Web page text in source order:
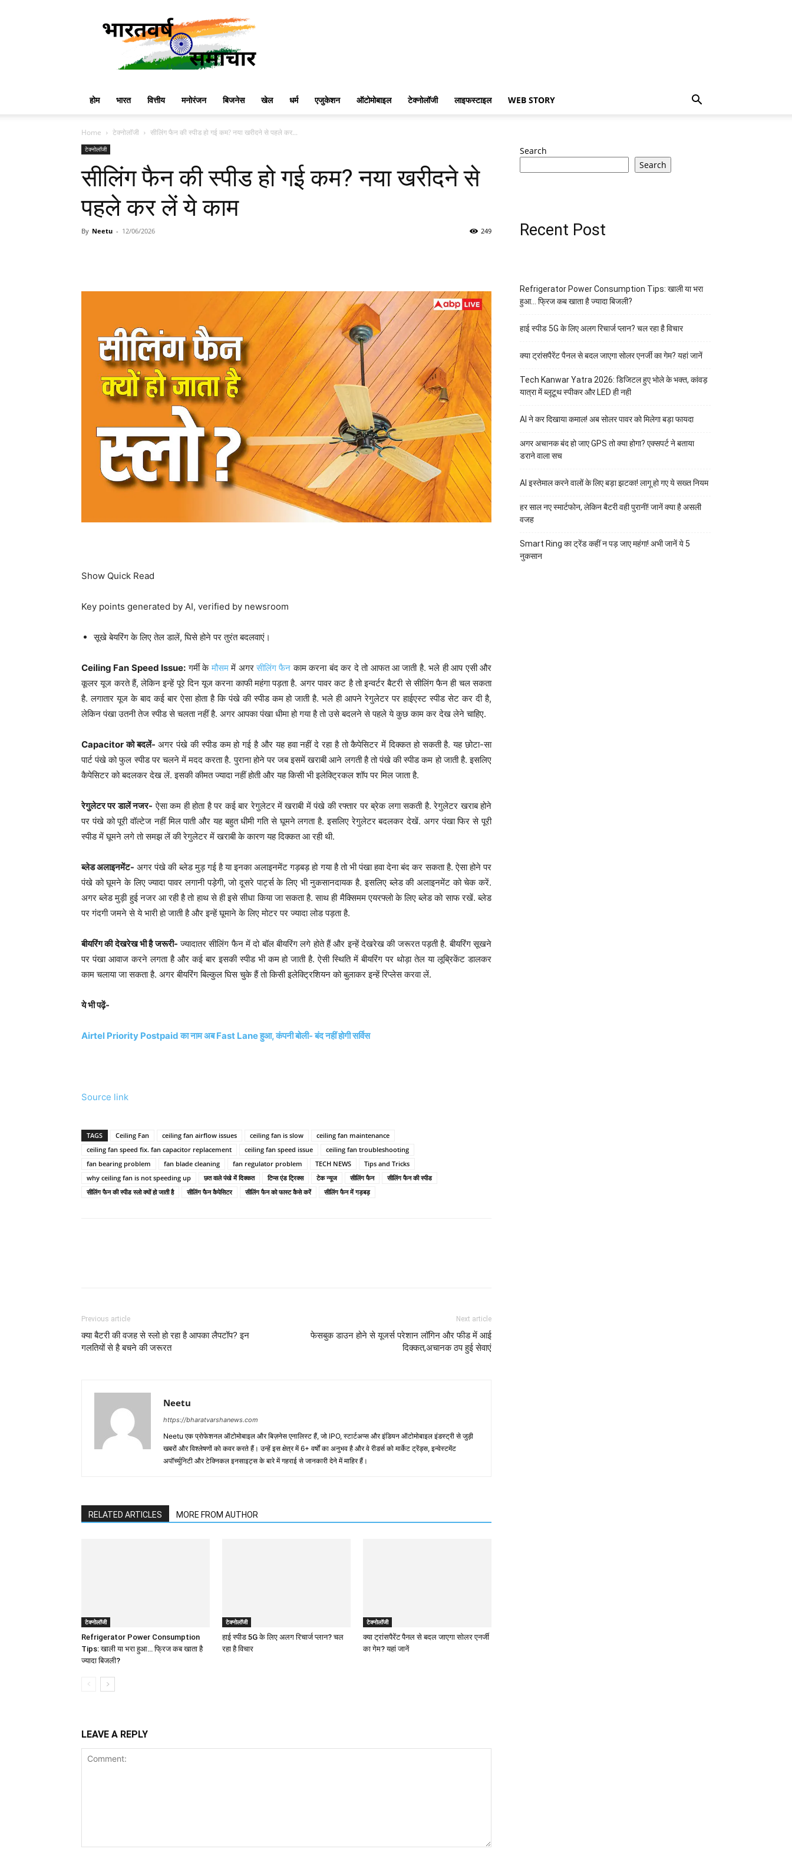
Bharatvarsha
News
होम भारत वित्तीय मनोरंजन बिजनेस खेल धर्म एजुकेशन ऑटोमोबाइल टेक्नोलॉजी लाइफस्टाइल WEB STORY
Home टेक्नोलॉजी सीलिंग फैन की स्पीड हो गई कम? नया खरीदने से पहले कर...
टेक्नोलॉजी
सीलिंग फैन की स्पीड हो गई कम? नया खरीदने से
पहले कर लें ये काम
By Neetu - 12/06/2026 249
Show Quick Read
Key points generated by AI, verified by newsroom
सूखे बेयरिंग के लिए तेल डालें, घिसे होने पर तुरंत बदलवाएं।
Ceiling Fan Speed Issue: गर्मी केमौसममें अगरसीलिंग फैन काम करना बंद कर दे तो आफत आ जाती है. भले ही आप एसी और
कूलर यूज करते हैं, लेकिन इन्हें पूरे दिन यूज करना काफी महंगा पड़ता है. अगर पावर कट है तो इन्वर्टर बैटरी से सीलिंग फैन ही चल सकता
है. लगातार यूज के बाद कई बार ऐसा होता है कि पंखे की स्पीड कम हो जाती है. भले ही आपने रेगुलेटर पर हाईएस्ट स्पीड सेट कर दी है,
लेकिन पंखा उतनी तेज स्पीड से चलता नहीं है. अगर आपका पंखा धीमा हो गया है तो उसे बदलने से पहले ये कुछ काम कर देख लेने चाहिए.
Capacitor को बदलें- अगर पंखे की स्पीड कम हो गई है और यह हवा नहीं दे रहा है तो कैपेसिटर में दिक्कत हो सकती है. यह छोटा-सा
पार्ट पंखे को फुल स्पीड पर चलने में मदद करता है. पुराना होने पर जब इसमें खराबी आने लगती है तो पंखे की स्पीड कम हो जाती है. इसलिए
कैपेसिटर को बदलकर देख लें. इसकी कीमत ज्यादा नहीं होती और यह किसी भी इलेक्ट्रिकल शॉप पर मिल जाता है.
रेगुलेटर पर डालें नजर- ऐसा कम ही होता है पर कई बार रेगुलेटर में खराबी में पंखे की रफ्तार पर ब्रेक लगा सकती है. रेगुलेटर खराब होने
पर पंखे को पूरी वॉल्टेज नहीं मिल पाती और यह बहुत धीमी गति से घूमने लगता है. इसलिए रेगुलेटर बदलकर देखें. अगर पंखा फिर से पूरी
स्पीड में घूमने लगे तो समझ लें की रेगुलेटर में खराबी के कारण यह दिक्कत आ रही थी.
ब्लेड अलाइनमेंट- अगर पंखे की ब्लेड मुड़ गई है या इनका अलाइनमेंट गड़बड़ हो गया है तो भी पंखा हवा देना बंद कर सकता है. ऐसा होने पर
पंखे को घूमने के लिए ज्यादा पावर लगानी पड़ेगी, जो दूसरे पार्ट्स के लिए भी नुकसानदायक है. इसलिए ब्लेड की अलाइनमेंट को चेक करें.
अगर ब्लेड मुड़ी हुई नजर आ रही है तो हाथ से ही इसे सीधा किया जा सकता है. साथ ही मैक्सिमम एयरफ्लो के लिए ब्लेड को साफ रखें. ब्लेड
पर गंदगी जमने से ये भारी हो जाती है और इन्हें घूमाने के लिए मोटर पर ज्यादा लोड पड़ता है.
बीयरिंग की देखरेख भी है जरूरी- ज्यादातर सीलिंग फैन में दो बॉल बीयरिंग लगे होते हैं और इन्हें देखरेख की जरूरत पड़ती है. बीयरिंग सूखने
पर पंखा आवाज करने लगता है और कई बार इसकी स्पीड भी कम हो जाती है. ऐसी स्थिति में बीयरिंग पर थोड़ा तेल या लूब्रिकेंट डालकर
काम चलाया जा सकता है. अगर बीयरिंग बिल्कुल घिस चुके हैं तो किसी इलेक्ट्रिशियन को बुलाकर इन्हें रिप्लेस करवा लें.
ये भी पढ़ें-
Airtel Priority Postpaid का नाम अब Fast Lane हुआ, कंपनी बोली- बंद नहीं होगी सर्विस
Source link
TAGS Ceiling Fan ceiling fan airflow issues ceiling fan is slow
ceiling fan maintenance
ceiling fan speed fix. fan capacitor replacement
ceiling fan speed issue
ceiling fan troubleshooting
fan bearing problem
fan blade cleaning fan regulator problem TECH NEWS
Tips and Tricks
why ceiling fan is not speeding up
छत वाले पंखे में दिक्कत टिप्स एंड ट्रिक्स टेक न्यूज सीलिंग फैन
सीलिंग फैन की स्पीड
सीलिंग फैन की स्पीड स्लो क्यों हो जाती है
सीलिंग फैन कैपेसिटर सीलिंग फैन को फास्ट कैसे करें सीलिंग फैन में गड़बड़
Previous article
क्या बैटरी की वजह से स्लो हो रहा है आपका लैपटॉप? इन
गलतियों से है बचने की जरूरत
Next article
फेसबुक डाउन होने से यूजर्स परेशान लॉगिन और फीड में आई
दिक्कत,अचानक ठप हुई सेवाएं
Neetu
https://bharatvarshanews.com
Neetu एक प्रोफेशनल ऑटोमोबाइल और बिज़नेस एनालिस्ट हैं, जो IPO, स्टार्टअप्स और इंडियन ऑटोमोबाइल इंडस्ट्री से जुड़ी
खबरों और विश्लेषणों को कवर करते हैं। उन्हें इस क्षेत्र में 6+ वर्षों का अनुभव है और वे रीडर्स को मार्केट ट्रेंड्स, इन्वेस्टमेंट
अपॉर्च्युनिटी और टेक्निकल इनसाइट्स के बारे में गहराई से जानकारी देने में माहिर हैं।
RELATED ARTICLES MORE FROM AUTHOR
टेक्नोलॉजी
Refrigerator Power Consumption
Tips: खाली या भरा हुआ… फ्रिज कब खाता है
ज्यादा बिजली?
टेक्नोलॉजी
हाई स्पीड 5G के लिए अलग रिचार्ज प्लान? चल
रहा है विचार
टेक्नोलॉजी
क्या ट्रांसपैरेंट पैनल से बदल जाएगा सोलर एनर्जी
का गेम? यहां जानें
LEAVE A REPLY
Search
Search
Recent Post
Refrigerator Power Consumption Tips: खाली या भरा
हुआ… फ्रिज कब खाता है ज्यादा बिजली?
हाई स्पीड 5G के लिए अलग रिचार्ज प्लान? चल रहा है विचार
क्या ट्रांसपैरेंट पैनल से बदल जाएगा सोलर एनर्जी का गेम? यहां जानें
Tech Kanwar Yatra 2026: डिजिटल हुए भोले के भक्त, कांवड़
यात्रा में ब्लूटूथ स्पीकर और LED ही नही
AI ने कर दिखाया कमाल! अब सोलर पावर को मिलेगा बड़ा फायदा
अगर अचानक बंद हो जाए GPS तो क्या होगा? एक्सपर्ट ने बताया
डराने वाला सच
AI इस्तेमाल करने वालों के लिए बड़ा झटका! लागू हो गए ये सख्त नियम
हर साल नए स्मार्टफोन, लेकिन बैटरी वही पुरानी! जानें क्या है असली
वजह
Smart Ring का ट्रेंड कहीं न पड़ जाए महंगा! अभी जानें ये 5
नुकसान